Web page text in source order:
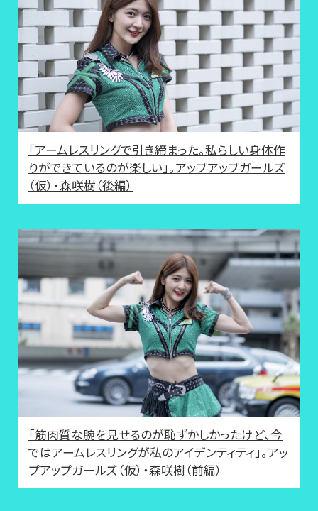
「アームレスリングで引き締まった。私らしい身体作
りができているのが楽しい」。アップアップガールズ
（仮）・森咲樹（後編）
「筋肉質な腕を見せるのが恥ずかしかったけど、今
ではアームレスリングが私のアイデンティティ」。アッ
プアップガールズ（仮）・森咲樹（前編）